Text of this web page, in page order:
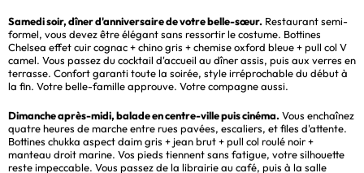
Samedi soir, dîner d'anniversaire de votre belle-sœur. Restaurant semi-
formel, vous devez être élégant sans ressortir le costume. Bottines
Chelsea effet cuir cognac + chino gris + chemise oxford bleue + pull col V
camel. Vous passez du cocktail d'accueil au dîner assis, puis aux verres en
terrasse. Confort garanti toute la soirée, style irréprochable du début à
la fin. Votre belle-famille approuve. Votre compagne aussi.
Dimanche après-midi, balade en centre-ville puis cinéma. Vous enchaînez
quatre heures de marche entre rues pavées, escaliers, et files d'attente.
Bottines chukka aspect daim gris + jean brut + pull col roulé noir +
manteau droit marine. Vos pieds tiennent sans fatigue, votre silhouette
reste impeccable. Vous passez de la librairie au café, puis à la salle